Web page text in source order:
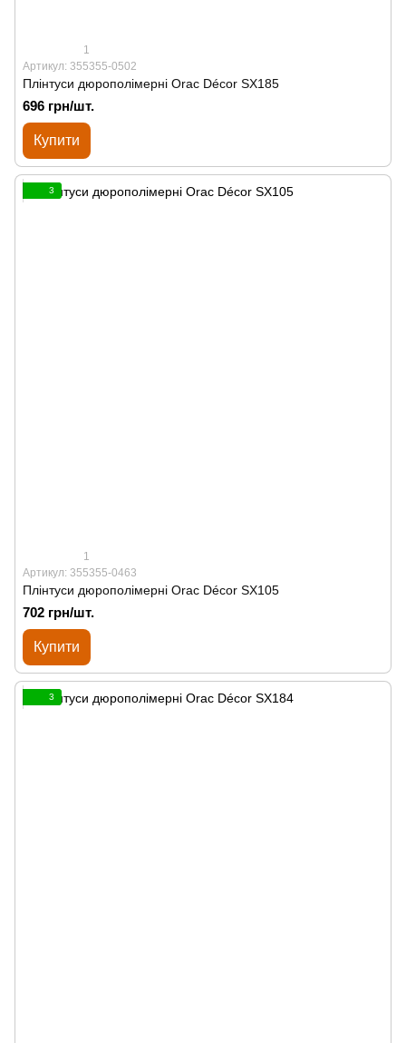
1
Артикул: 355355-0502
Плінтуси дюрополімерні Orac Décor SX185
696 грн/шт.
Купити
3
1
Артикул: 355355-0463
Плінтуси дюрополімерні Orac Décor SX105
702 грн/шт.
Купити
3